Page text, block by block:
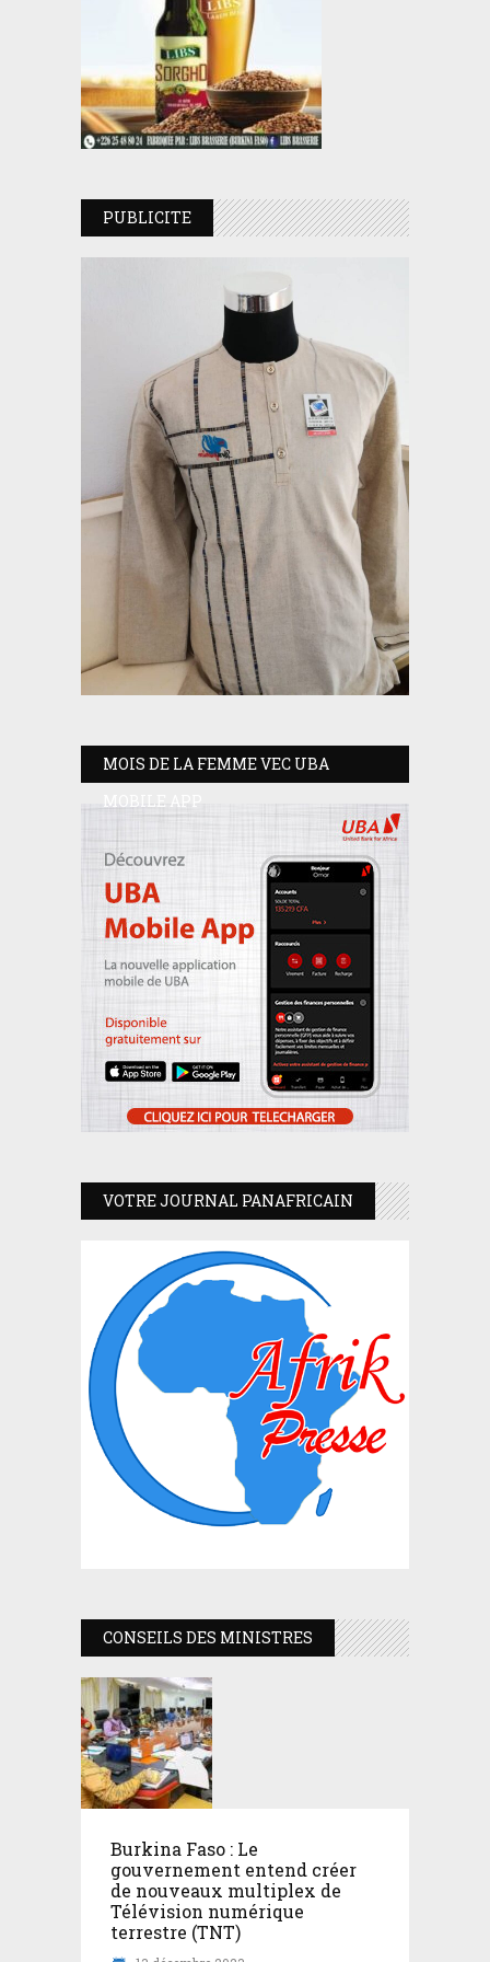
PUBLICITE
MOIS DE LA FEMME VEC UBA
MOBILE APP
VOTRE JOURNAL PANAFRICAIN
CONSEILS DES MINISTRES
Burkina Faso : Le
gouvernement entend créer
de nouveaux multiplex de
Télévision numérique
terrestre (TNT)